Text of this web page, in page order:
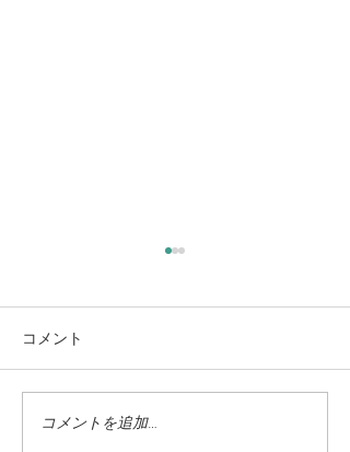
蓼科高原ではニッコウキ
コメント
コメントを追加…